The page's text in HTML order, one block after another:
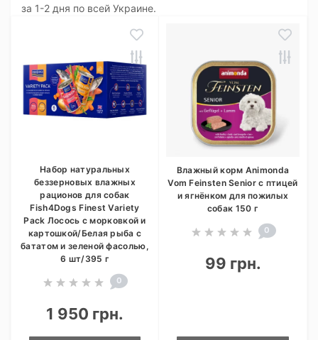
за 1-2 дня по всей Украине.
Набор натуральных
беззерновых влажных
рационов для собак
Fish4Dogs Finest Variety
Pack Лосось с морковкой и
картошкой/Белая рыба с
бататом и зеленой фасолью,
6 шт/395 г
0
1 950 грн.
Влажный корм Animonda
Vom Feinsten Senior с птицей
и ягнёнком для пожилых
собак 150 г
0
99 грн.